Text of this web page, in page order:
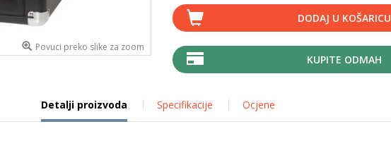
Povuci preko slike za zoom
DODAJ U KOŠARICU
KUPITE ODMAH
Detalji proizvoda Specifikacije Ocjene